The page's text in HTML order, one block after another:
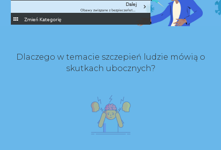
Dalej
Obawy związane z bezpieczeństwem
Zmień Kategorię
Dlaczego w temacie szczepień ludzie mówią o
skutkach ubocznych?